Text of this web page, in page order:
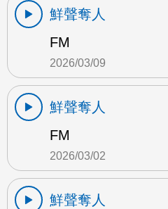
鮮聲奪人
FM
2026/03/09
鮮聲奪人
FM
2026/03/02
鮮聲奪人